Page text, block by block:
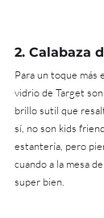
2. Calabaza
Para un toque más
vidrio de Target
brillo sutil que
sí, no son kids
estantería, pero
cuando a la mesa
super bien.